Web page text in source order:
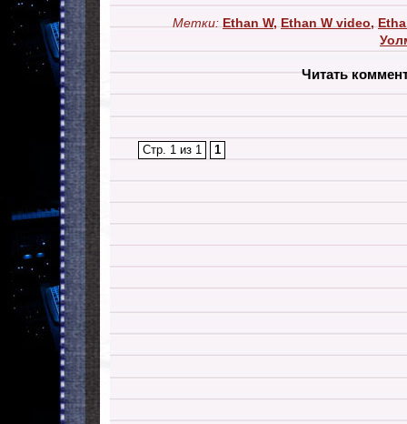
Метки: Ethan W, Ethan W video,
Читать
Стр. 1 из 1 1